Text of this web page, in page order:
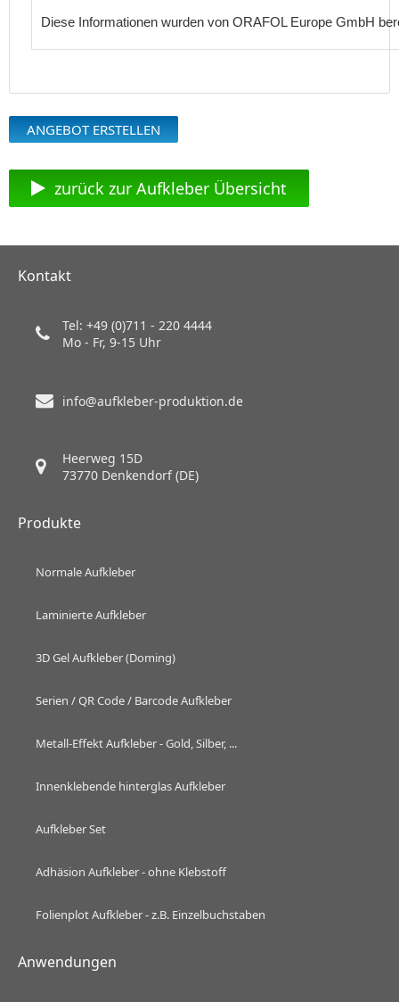
Diese Informationen wurden von ORAFOL Europe GmbH
ANGEBOT ERSTELLEN
zurück zur Aufkleber Übersicht
Kontakt
Tel: +49 (0)711 - 220 4444
Mo - Fr, 9-15 Uhr
info@aufkleber-produktion.de
Heerweg 15D
73770 Denkendorf (DE)
Produkte
Normale Aufkleber
Laminierte Aufkleber
3D Gel Aufkleber (Doming)
Serien / QR Code / Barcode Aufkleber
Metall-Effekt Aufkleber - Gold, Silber, ...
Innenklebende hinterglas Aufkleber
Aufkleber Set
Adhäsion Aufkleber - ohne Klebstoff
Folienplot Aufkleber - z.B. Einzelbuchstaben
Anwendungen